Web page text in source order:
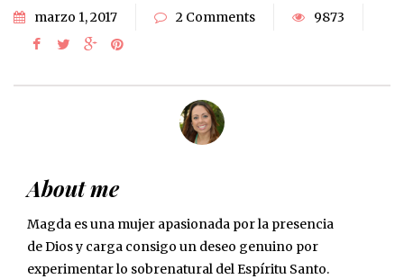
marzo 1, 2017 2 Comments 9873
About me
Magda es una mujer apasionada por la presencia
de Dios y carga consigo un deseo genuino por
experimentar lo sobrenatural del Espíritu Santo.